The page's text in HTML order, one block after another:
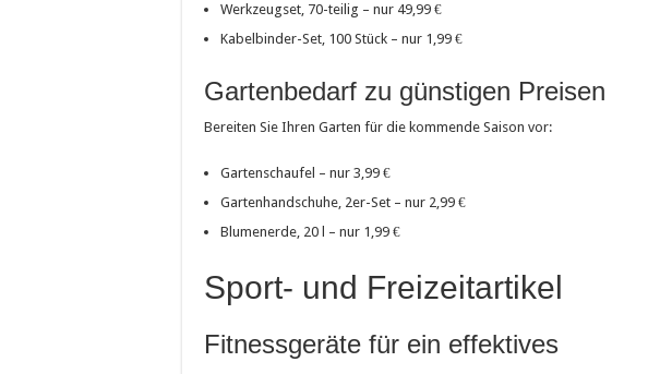
Werkzeugset, 70-teilig – nur 49,99 €
Kabelbinder-Set, 100 Stück – nur 1,99 €
Gartenbedarf zu günstigen Preisen
Bereiten Sie Ihren Garten für die kommende Saison vor:
Gartenschaufel – nur 3,99 €
Gartenhandschuhe, 2er-Set – nur 2,99 €
Blumenerde, 20 l – nur 1,99 €
Sport- und Freizeitartikel
Fitnessgeräte für ein effektives